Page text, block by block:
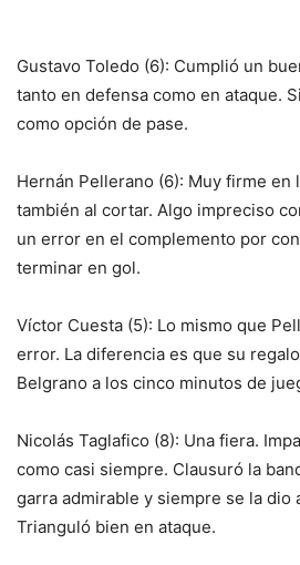
Gustavo Toledo (6): Cumplió un
tanto en defensa como en ataque.
como opción de pase.
Hernán Pellerano (6): Muy firme en
también al cortar. Algo impreciso
un error en el complemento por
terminar en gol.
Víctor Cuesta (5): Lo mismo que
error. La diferencia es que su
Belgrano a los cinco minutos de
Nicolás Taglafico (8): Una fiera.
como casi siempre. Clausuró la
garra admirable y siempre se la dio
Trianguló bien en ataque.